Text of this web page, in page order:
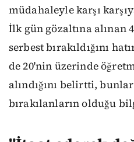
müdahaleyle karşı
İlk gün gözaltına alınan
serbest bırakıldığını
de 20'nin üzerinde
alındığını belirtti,
bırakılanların olduğu